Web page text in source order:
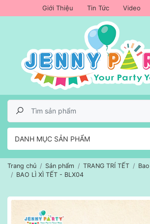
Giới Thiệu Tin Tức Video
DANH MỤC SẢN PHẨM
Trang chủ Sản phẩm TRANG TRÍ TẾT
BAO LÌ XÌ TẾT - BLX04